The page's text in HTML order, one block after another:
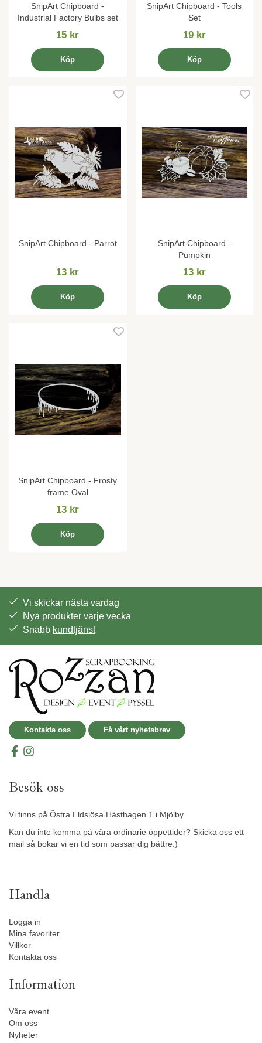
SnipArt Chipboard -
Industrial Factory Bulbs set
15 kr
Köp
SnipArt Chipboard - Tools
Set
19 kr
Köp
SnipArt Chipboard - Parrot
13 kr
Köp
SnipArt Chipboard -
Pumpkin
13 kr
Köp
SnipArt Chipboard - Frosty
frame Oval
13 kr
Köp
Vi skickar nästa vardag
Nya produkter varje vecka
Snabb kundtjänst
Kontakta oss Få vårt nyhetsbrev
Besök oss
Vi finns på Östra Eldslösa Hästhagen 1 i Mjölby.
Kan du inte komma på våra ordinarie öppettider? Skicka oss ett
mail så bokar vi en tid som passar dig bättre:)
Handla
Logga in
Mina favoriter
Villkor
Kontakta oss
Information
Våra event
Om oss
Nyheter